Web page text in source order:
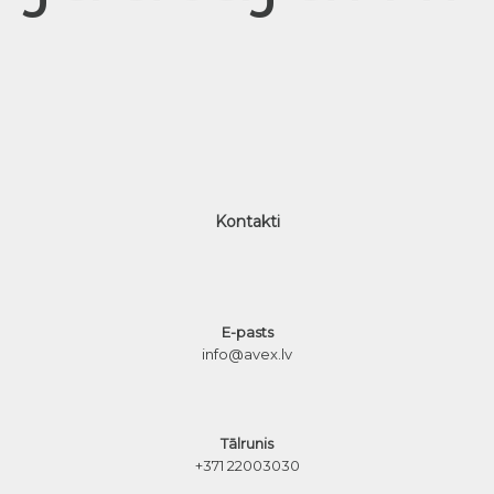
Kontakti
E-pasts
info@avex.lv
Tālrunis
+371 22003030